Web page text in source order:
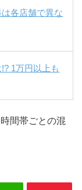
各店舗で異な
1万円以上も
間帯ごとの混